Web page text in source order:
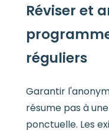
Réviser et
réguliers
Garantir
résume pas à
ponctuelle. Les